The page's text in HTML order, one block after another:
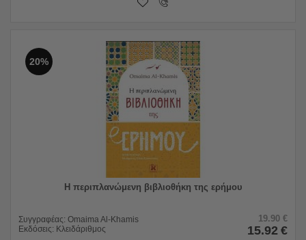
20%
Η περιπλανώμενη βιβλιοθήκη της ερήμου
Συγγραφέας: Omaima Al-Khamis
Εκδόσεις: Κλειδάριθμος
19.90 €
15.92 €